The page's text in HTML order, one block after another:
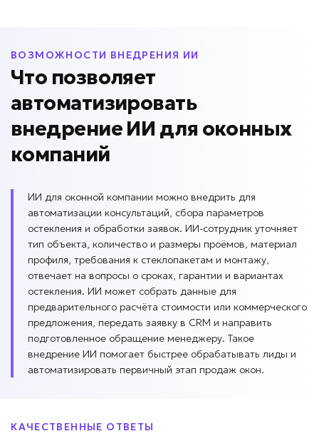
ВОЗМОЖНОСТИ ВНЕДРЕНИЯ ИИ
Что позволяет
автоматизировать
внедрение ИИ для оконных
компаний
ИИ для оконной компании можно внедрить для
автоматизации консультаций, сбора параметров
остекления и обработки заявок. ИИ-сотрудник уточняет
тип объекта, количество и размеры проёмов, материал
профиля, требования к стеклопакетам и монтажу,
отвечает на вопросы о сроках, гарантии и вариантах
остекления. ИИ может собрать данные для
предварительного расчёта стоимости или коммерческого
предложения, передать заявку в CRM и направить
подготовленное обращение менеджеру. Такое
внедрение ИИ помогает быстрее обрабатывать лиды и
автоматизировать первичный этап продаж окон.
КАЧЕСТВЕННЫЕ ОТВЕТЫ